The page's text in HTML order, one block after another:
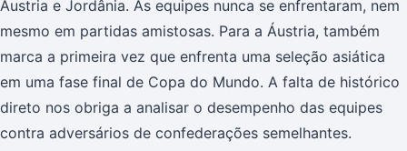
Áustria e Jordânia. As equipes nunca se enfrentaram, nem
mesmo em partidas amistosas. Para a Áustria, também
marca a primeira vez que enfrenta uma seleção asiática
em uma fase final de Copa do Mundo. A falta de histórico
direto nos obriga a analisar o desempenho das equipes
contra adversários de confederações semelhantes.